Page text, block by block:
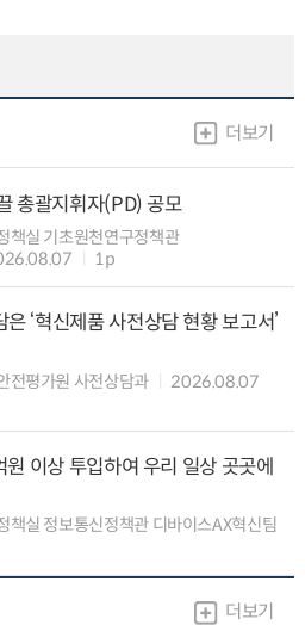
더보기
총괄지휘자(PD) 공모
책실 기초원천연구정책관
1p
‘혁신제품 사전상담 현황 보고서’
전평가원 사전상담과
2026.08.07
이상 투입하여 우리 일상 곳곳에
책실 정보통신정책관 디바이스AX혁신팀
더보기